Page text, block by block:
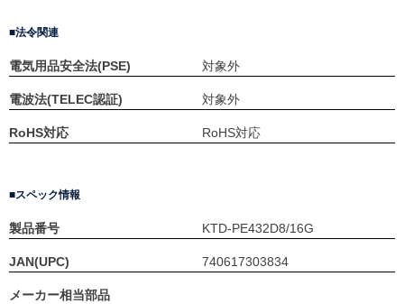
法令関連
電気用品安全法(PSE) 対象外
電波法(TELEC認証) 対象外
RoHS対応 RoHS対応
スペック情報
製品番号 KTD-PE432D8/16G
JAN(UPC) 740617303834
メーカー相当部品